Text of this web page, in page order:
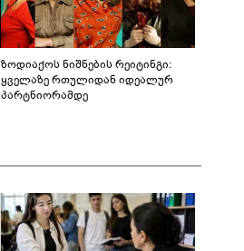
ზოდიაქოს ნიშნების რეიტინგი:
ყველაზე რთულიდან იდეალურ
პარტნიორამდე